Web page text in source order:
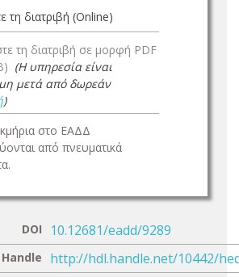
τη διατριβή (Online)
τη διατριβή σε μορφή PDF
(Η υπηρεσία είναι
μετά από δωρεάν
)
στο ΕΑΔΔ
από πνευματικά
DOI 10.12681/eadd/9289
http://hdl.handle.net/10442/